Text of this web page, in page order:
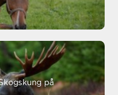
på